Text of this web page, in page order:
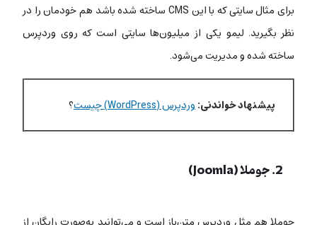
برای مثال سایتی که با این CMS ساخته شده باشد هم خودمان را در
نظر بگیرید. لیمو یکی از میلیون‌ها سایتی است که روی وردپرس
ساخته شده و مدیریت می‌شود.
پیشنهاد خواندنی:وردپرس (WordPress) چیست ؟
2. جوملا (Joomla)